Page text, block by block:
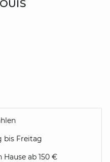
bis Freitag
ab 150 €